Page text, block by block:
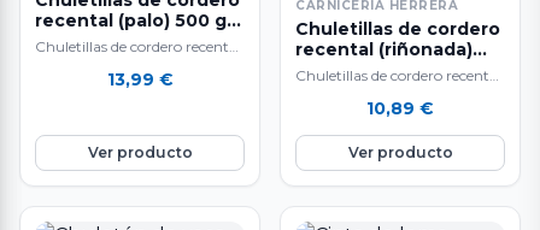
recental (palo) 500 g.
aprox.
Chuletillas de cordero recental
es aproximado y puede
13,99 €
Ver producto
CARNICERÍA HERRERA
Chuletillas de cordero
recental (riñonada)
500 g. aprox
Chuletillas de cordero recental
producto es aproximado y
puede variar…
10,89 €
Ver producto